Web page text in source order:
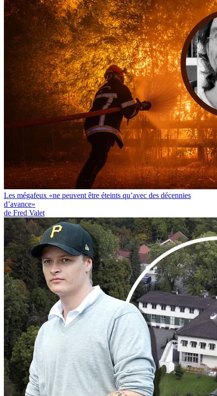
Les mégafeux «ne peuvent être éteints qu’avec des décennies
d’avance»
de Fred Valet